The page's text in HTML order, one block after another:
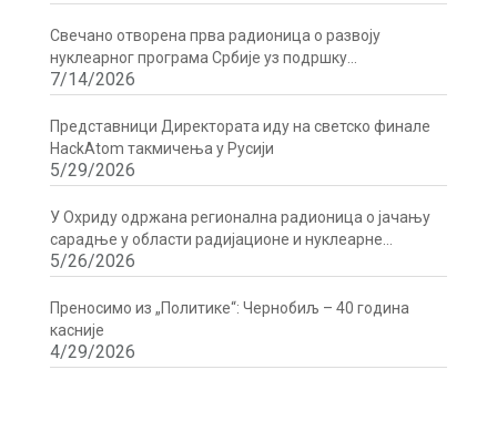
Свечано отворена прва радионица о развоју
нуклеарног програма Србије уз подршку
Директората
7/14/2026
Представници Директората иду на светско финале
HackAtom такмичења у Русији
5/29/2026
У Охриду одржана регионална радионица о јачању
сарадње у области радијационе и нуклеарне
сигурности
5/26/2026
Преносимо из „Политике“: Чернобиљ – 40 година
касније
4/29/2026